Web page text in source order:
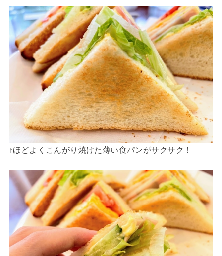
↑ほどよくこんがり焼けた薄い食パンがサクサク！